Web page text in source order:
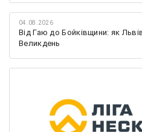
04.08.2026
Від Гаю до Бойківщини: як
Великдень